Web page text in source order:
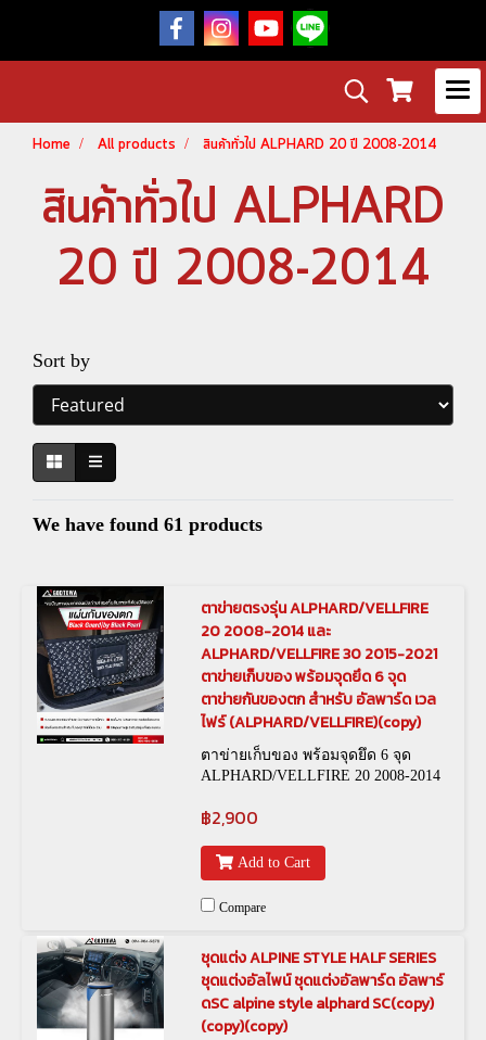
Home All products สินค้าทั่วไป ALPHARD 20 ปี 2008-2014
สินค้าทั่วไป ALPHARD
20 ปี 2008-2014
Sort by
We have found 61 products
ตาข่ายตรงรุ่น ALPHARD/VELLFIRE
20 2008-2014 และ
ALPHARD/VELLFIRE 30 2015-2021
ตาข่ายเก็บของ พร้อมจุดยึด 6 จุด
ตาข่ายกันของตก สำหรับ อัลพาร์ด เวล
ไฟร์ (ALPHARD/VELLFIRE)(copy)
ตาข่ายเก็บของ พร้อมจุดยึด 6 จุด
ALPHARD/VELLFIRE 20 2008-2014
2021 รหัสสินค้า : 0019-026 (รหัสเก่า)
฿2,900
Add to Cart
Compare
ชุดแต่ง ALPINE STYLE HALF SERIES
ชุดแต่งอัลไพน์ ชุดแต่งอัลพาร์ด อัลพาร์
ดSC alpine style alphard SC(copy)
(copy)(copy)